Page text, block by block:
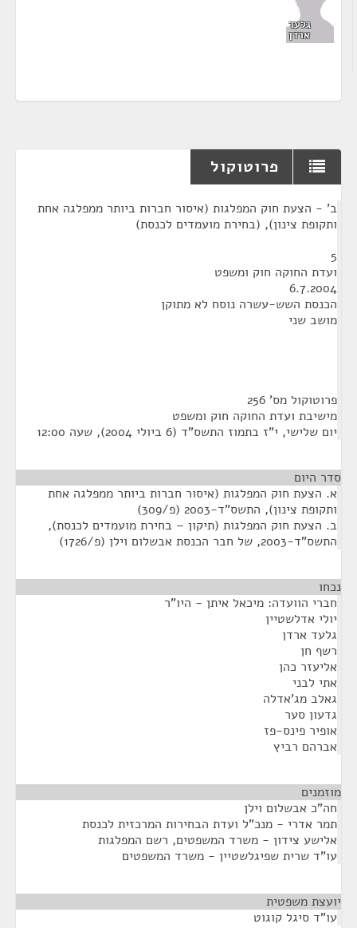
גלעד
ארדן
פרוטוקול
ב' - הצעת חוק המפלגות (איסור חברות ביותר ממפלגה אחת
ותקופת צינון), (בחירת מועמדים לכנסת)
5
ועדת החוקה חוק ומשפט
6.7.2004
הכנסת השש-עשרה נוסח לא מתוקן
מושב שני
פרוטוקול מס' 256
מישיבת ועדת החוקה חוק ומשפט
יום שלישי, י"ז בתמוז התשס"ד (6 ביולי 2004), שעה 12:00
סדר היום
א. הצעת חוק המפלגות (איסור חברות ביותר ממפלגה אחת
ותקופת צינון), התשס"ד-2003 (פ/309)
ב. הצעת חוק המפלגות (תיקון – בחירת מועמדים לכנסת),
התשס"ד-2003, של חבר הכנסת אבשלום וילן (פ/1726)
נכחו
חברי הוועדה: מיכאל איתן - היו"ר
יולי אדלשטיין
גלעד ארדן
רשף חן
אליעזר כהן
אתי לבני
גאלב מג'אדלה
גדעון סער
אופיר פינס-פז
אברהם רביץ
מוזמנים
חה"כ אבשלום וילן
תמר אדרי - מנכ"ל ועדת הבחירות המרכזית לכנסת
אלישע צידון - משרד המשפטים, רשם המפלגות
עו"ד שרית שפיגלשטיין - משרד המשפטים
יועצת משפטית
עו"ד סיגל קוגוט